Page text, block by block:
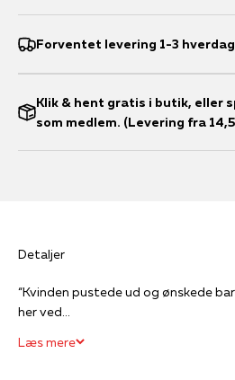
Forventet levering 1-3
Klik & hent gratis i butik, eller
som medlem. (Levering fra
Detaljer
“Kvinden pustede ud og ønskede
her ved...
Læs mere